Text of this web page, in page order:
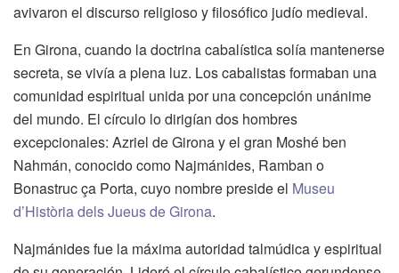
avivaron el discurso religioso y filosófico judío medieval.
En Girona, cuando la doctrina cabalística solía mantenerse
secreta, se vivía a plena luz. Los cabalistas formaban una
comunidad espiritual unida por una concepción unánime
del mundo. El círculo lo dirigían dos hombres
excepcionales: Azriel de Girona y el gran Moshé ben
Nahmán, conocido como Najmánides, Ramban o
Bonastruc ça Porta, cuyo nombre preside el Museu
d’Història dels Jueus de Girona.
Najmánides fue la máxima autoridad talmúdica y espiritual